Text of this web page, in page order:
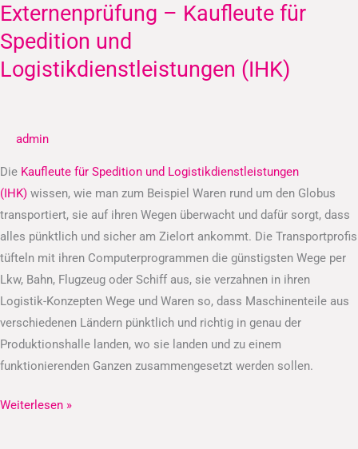
Externenprüfung – Kaufleute für
Spedition und
Logistikdienstleistungen (IHK)
admin
Die Kaufleute für Spedition und Logistikdienstleistungen
(IHK) wissen, wie man zum Beispiel Waren rund um den Globus
transportiert, sie auf ihren Wegen überwacht und dafür sorgt, dass
alles pünktlich und sicher am Zielort ankommt. Die Transportprofis
tüfteln mit ihren Computerprogrammen die günstigsten Wege per
Lkw, Bahn, Flugzeug oder Schiff aus, sie verzahnen in ihren
Logistik-Konzepten Wege und Waren so, dass Maschinenteile aus
verschiedenen Ländern pünktlich und richtig in genau der
Produktionshalle landen, wo sie landen und zu einem
funktionierenden Ganzen zusammengesetzt werden sollen.
Externenprüfung
–
Kaufleute
für
Logistikdienstleistungen
Weiterlesen »